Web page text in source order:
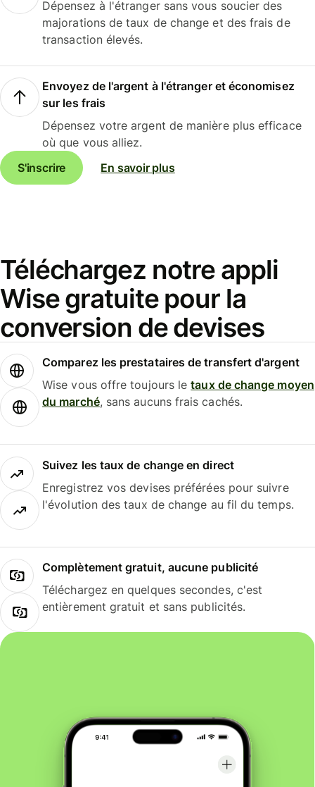
Dépensez à l'étranger sans vous soucier des
majorations de taux de change et des frais de
transaction élevés.
Envoyez de l'argent à l'étranger et économisez
sur les frais
Dépensez votre argent de manière plus efficace
où que vous alliez.
S'inscrire
En savoir plus
Téléchargez notre appli
Wise gratuite pour la
conversion de devises
Comparez les prestataires de transfert d'argent
Wise vous offre toujours letaux de change moyen
du marché, sans aucuns frais cachés.
Suivez les taux de change en direct
Enregistrez vos devises préférées pour suivre
l'évolution des taux de change au fil du temps.
Complètement gratuit, aucune publicité
Téléchargez en quelques secondes, c'est
entièrement gratuit et sans publicités.